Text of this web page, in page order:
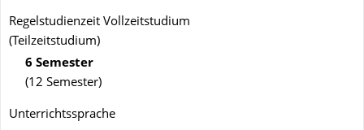
Regelstudienzeit Vollzeitstudium
(Teilzeitstudium)
6 Semester
(12 Semester)
Unterrichtssprache